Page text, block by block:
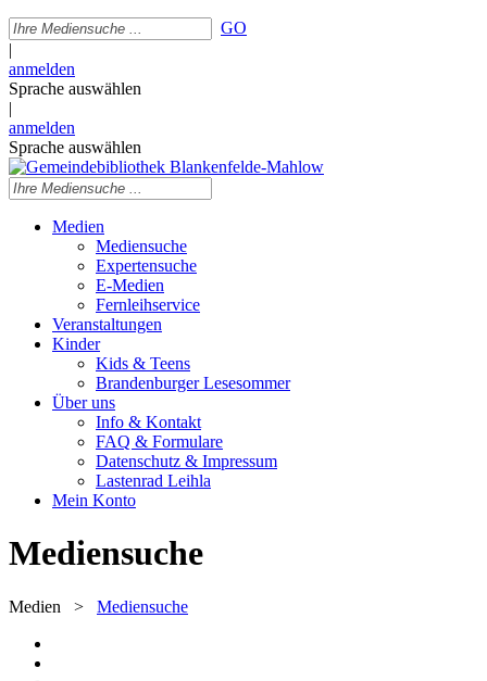
GO
|
anmelden
Sprache auswählen
|
anmelden
Sprache auswählen
Medien
Mediensuche
Expertensuche
E-Medien
Fernleihservice
Veranstaltungen
Kinder
Kids & Teens
Brandenburger Lesesommer
Über uns
Info & Kontakt
FAQ & Formulare
Datenschutz & Impressum
Lastenrad Leihla
Mein Konto
Mediensuche
Medien > Mediensuche